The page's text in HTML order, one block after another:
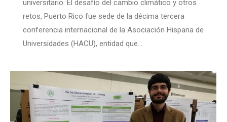
universitario: El desafío del cambio climático y otros
retos, Puerto Rico fue sede de la décima tercera
conferencia internacional de la Asociación Hispana de
Universidades (HACU), entidad que…